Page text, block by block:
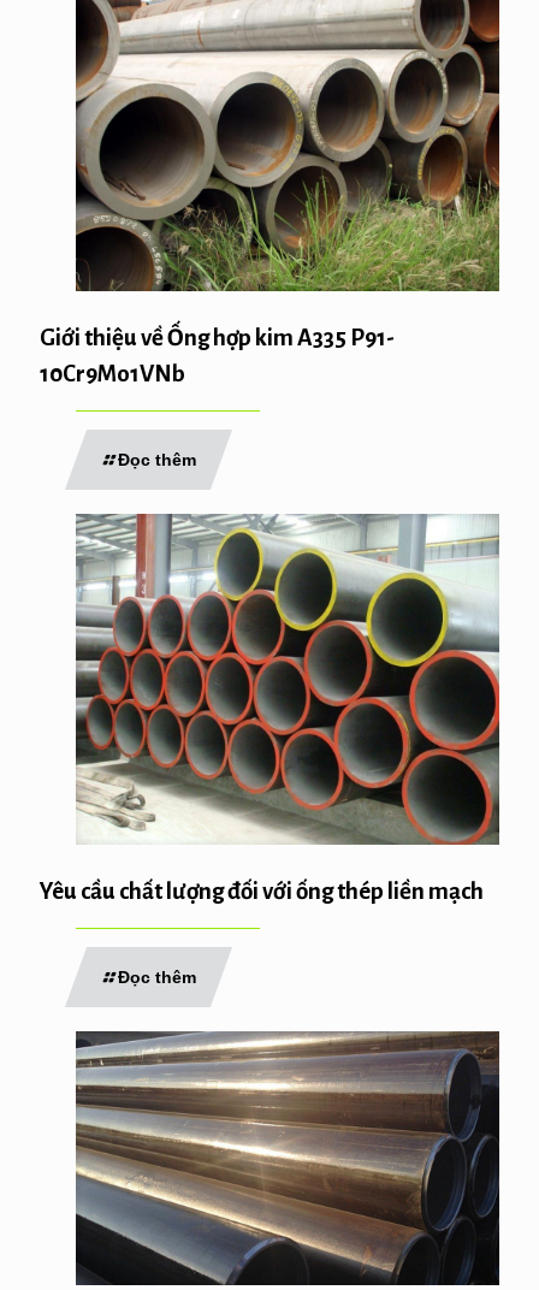
Giới thiệu về Ống hợp kim A335 P91-
10Cr9Mo1VNb
Đọc thêm
Yêu cầu chất lượng đối với ống thép liền mạch
Đọc thêm